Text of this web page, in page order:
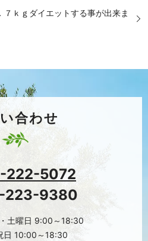
ｋｇダイエットする事が出来ま
合わせ
222-5072
223-9380
土曜日 9:00～18:30
日 10:00～18:30